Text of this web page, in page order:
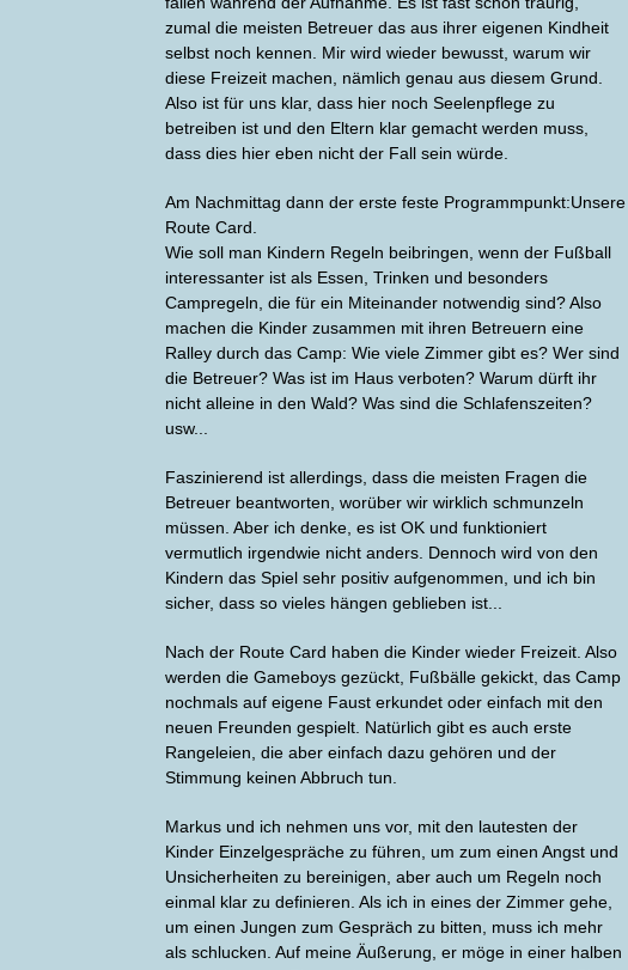
zumal die meisten Betreuer das aus ihrer eigenen Kindheit
selbst noch kennen. Mir wird wieder bewusst, warum wir
diese Freizeit machen, nämlich genau aus diesem Grund.
Also ist für uns klar, dass hier noch Seelenpflege zu
betreiben ist und den Eltern klar gemacht werden muss,
dass dies hier eben nicht der Fall sein würde.
Am Nachmittag dann der erste feste Programmpunkt:Unsere
Route Card.
Wie soll man Kindern Regeln beibringen, wenn der Fußball
interessanter ist als Essen, Trinken und besonders
Campregeln, die für ein Miteinander notwendig sind? Also
machen die Kinder zusammen mit ihren Betreuern eine
Ralley durch das Camp: Wie viele Zimmer gibt es? Wer sind
die Betreuer? Was ist im Haus verboten? Warum dürft ihr
nicht alleine in den Wald? Was sind die Schlafenszeiten?
usw...
Faszinierend ist allerdings, dass die meisten Fragen die
Betreuer beantworten, worüber wir wirklich schmunzeln
müssen. Aber ich denke, es ist OK und funktioniert
vermutlich irgendwie nicht anders. Dennoch wird von den
Kindern das Spiel sehr positiv aufgenommen, und ich bin
sicher, dass so vieles hängen geblieben ist...
Nach der Route Card haben die Kinder wieder Freizeit. Also
werden die Gameboys gezückt, Fußbälle gekickt, das Camp
nochmals auf eigene Faust erkundet oder einfach mit den
neuen Freunden gespielt. Natürlich gibt es auch erste
Rangeleien, die aber einfach dazu gehören und der
Stimmung keinen Abbruch tun.
Markus und ich nehmen uns vor, mit den lautesten der
Kinder Einzelgespräche zu führen, um zum einen Angst und
Unsicherheiten zu bereinigen, aber auch um Regeln noch
einmal klar zu definieren. Als ich in eines der Zimmer gehe,
um einen Jungen zum Gespräch zu bitten, muss ich mehr
als schlucken. Auf meine Äußerung, er möge in einer halben